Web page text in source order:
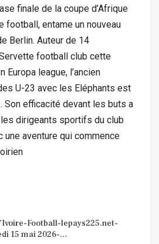
finale de la coupe d’Afrique
football, entame un nouveau
Berlin. Auteur de 14
football club cette
Europa league, l’ancien
U-23 avec les Eléphants est
Son efficacité devant les buts a
dirigeants sportifs du club
une aventure qui commence
Football-lepays225.net-
15 mai 2026-…